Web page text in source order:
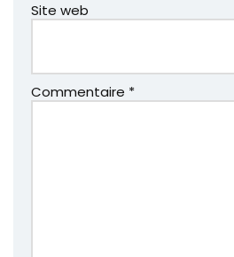
Site web
Commentaire *